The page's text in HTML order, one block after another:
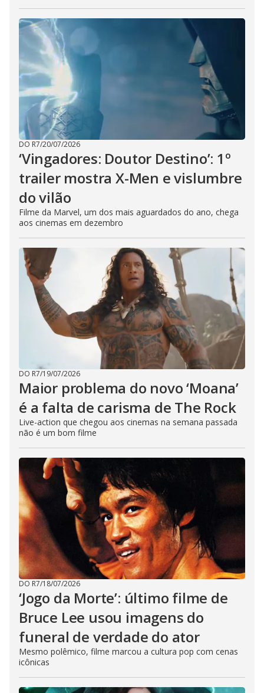
DO R7/20/07/2026
‘Vingadores: Doutor Destino’: 1º
trailer mostra X-Men e vislumbre
do vilão
Filme da Marvel, um dos mais aguardados do ano, chega
aos cinemas em dezembro
DO R7/19/07/2026
Maior problema do novo ‘Moana’
é a falta de carisma de The Rock
Live-action que chegou aos cinemas na semana passada
não é um bom filme
DO R7/18/07/2026
‘Jogo da Morte’: último filme de
Bruce Lee usou imagens do
funeral de verdade do ator
Mesmo polêmico, filme marcou a cultura pop com cenas
icônicas